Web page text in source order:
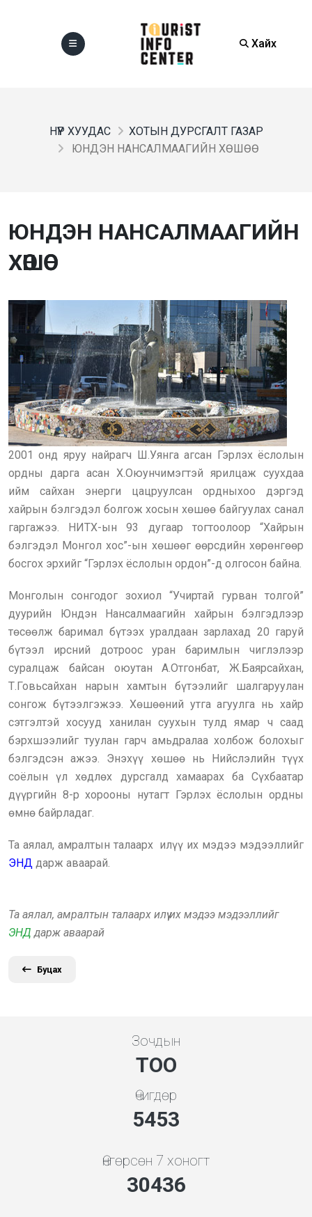
Хайх
НҮҮР ХУУДАС
ХОТЫН ДУРСГАЛТ ГАЗАР
ЮНДЭН НАНСАЛМААГИЙН ХӨШӨӨ
ЮНДЭН НАНСАЛМААГИЙН
ХӨШӨӨ
2001 онд яруу найрагч Ш.Уянга агсан Гэрлэх ёслолын
ордны дарга асан Х.Оюунчимэгтэй ярилцаж суухдаа
ийм сайхан энерги цацруулсан ордныхоо дэргэд
хайрын бэлгэдэл болгож хосын хөшөө байгуулах санал
гаргажээ. НИТХ-ын 93 дугаар тогтоолоор “Хайрын
бэлгэдэл Монгол хос”-ын хөшөөг өөрсдийн хөрөнгөөр
босгох эрхийг “Гэрлэх ёслолын ордон”-д олгосон байна.
Монголын сонгодог зохиол “Учиртай гурван толгой”
дуурийн Юндэн Нансалмаагийн хайрын бэлгэдлээр
төсөөлж баримал бүтээх уралдаан зарлахад 20 гаруй
бүтээл ирсний дотроос уран баримлын чиглэлээр
суралцаж байсан оюутан А.Отгонбат, Ж.Баярсайхан,
Т.Говьсайхан нарын хамтын бүтээлийг шалгаруулан
сонгож бүтээлгэжээ. Хөшөөний утга агуулга нь хайр
сэтгэлтэй хосууд ханилан суухын тулд ямар ч саад
бэрхшээлийг туулан гарч амьдралаа холбож болохыг
бэлгэдсэн ажээ. Энэхүү хөшөө нь Нийслэлийн түүх
соёлын үл хөдлөх дурсгалд хамаарах ба Сүхбаатар
дүүргийн 8-р хорооны нутагт Гэрлэх ёслолын ордны
өмнө байрладаг.
Та аялал, амралтын талаарх илүү их мэдээ мэдээллийг
ЭНД дарж аваарай.
Та аялал, амралтын талаарх илүү их мэдээ мэдээллийг
ЭНД дарж аваарай
Буцах
Зочдын
ТОО
Өчигдөр
5843
Өнгөрсөн 7 хоногт
32610